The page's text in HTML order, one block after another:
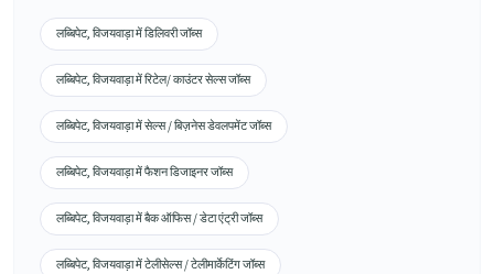
लब्बिपेट, विजयवाड़ा में डिलिवरी जॉब्स
लब्बिपेट, विजयवाड़ा में रिटेल/ काउंटर सेल्स जॉब्स
लब्बिपेट, विजयवाड़ा में सेल्स / बिज़नेस डेवलपमेंट जॉब्स
लब्बिपेट, विजयवाड़ा में फैशन डिजाइनर जॉब्स
लब्बिपेट, विजयवाड़ा में बैक ऑफिस / डेटा एंट्री जॉब्स
लब्बिपेट, विजयवाड़ा में टेलीसेल्स / टेलीमार्केटिंग जॉब्स